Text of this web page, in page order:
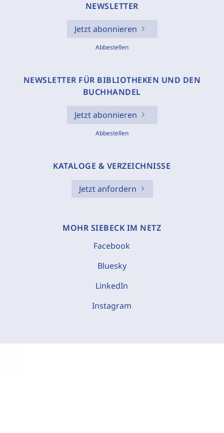
NEWSLETTER
Jetzt abonnieren
Abbestellen
NEWSLETTER FÜR BIBLIOTHEKEN UND DEN
BUCHHANDEL
Jetzt abonnieren
Abbestellen
KATALOGE & VERZEICHNISSE
Jetzt anfordern
MOHR SIEBECK IM NETZ
Facebook
Bluesky
LinkedIn
Instagram